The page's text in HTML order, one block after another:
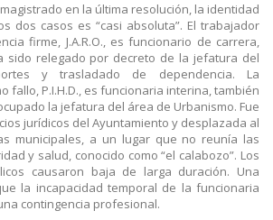
en la última resolución, la identidad
dos casos es “casi absoluta”. El trabajador
firme, J.A.R.O., es funcionario de carrera,
sido relegado por decreto de la jefatura del
y trasladado de dependencia. La
fallo, P.I.H.D., es funcionaria interina, también
la jefatura del área de Urbanismo. Fue
jurídicos del Ayuntamiento y desplazada al
municipales, a un lugar que no reunía las
y salud, conocido como “el calabozo”. Los
causaron baja de larga duración. Una
la incapacidad temporal de la funcionaria
contingencia profesional.